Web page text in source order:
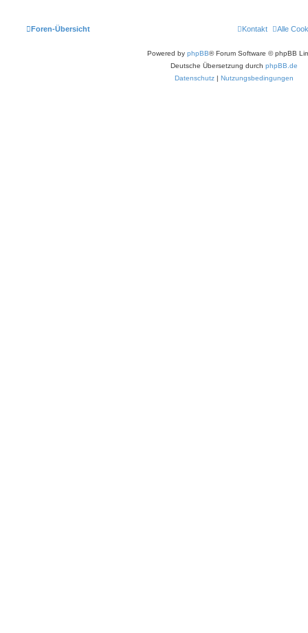
Foren-Übersicht Alle
Kontakt
Powered by phpBB® Forum Software © phpBB
Deutsche Übersetzung durch phpBB.de
Datenschutz
Nutzungsbedingungen